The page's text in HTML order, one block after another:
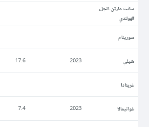
سانت مارتن-الجزء
الهولندي
سورينام
شيلي 2023
17.6
غرينادا
غواتيمالا 2023
7.4